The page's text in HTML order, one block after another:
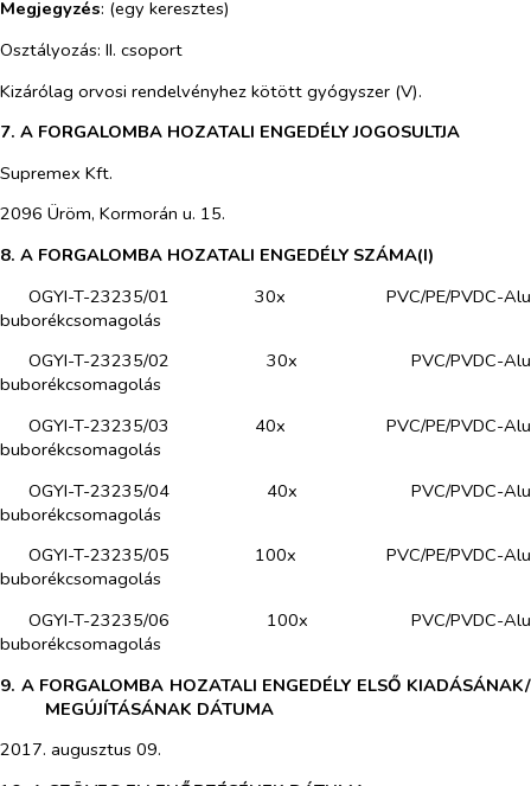
Megjegyzés: (egy keresztes)
Osztályozás: II. csoport
Kizárólag orvosi rendelvényhez kötött gyógyszer (V).
7. A FORGALOMBA HOZATALI ENGEDÉLY JOGOSULTJA
Supremex Kft.
2096 Üröm, Kormorán u. 15.
8. A FORGALOMBA HOZATALI ENGEDÉLY SZÁMA(I)
OGYI-T-23235/01 30x PVC/PE/PVDC-Alu
buborékcsomagolás
OGYI-T-23235/02 30x PVC/PVDC-Alu
buborékcsomagolás
OGYI-T-23235/03 40x PVC/PE/PVDC-Alu
buborékcsomagolás
OGYI-T-23235/04 40x PVC/PVDC-Alu
buborékcsomagolás
OGYI-T-23235/05 100x PVC/PE/PVDC-Alu
buborékcsomagolás
OGYI-T-23235/06 100x PVC/PVDC-Alu
buborékcsomagolás
9. A FORGALOMBA HOZATALI ENGEDÉLY ELSŐ KIADÁSÁNAK/
MEGÚJÍTÁSÁNAK DÁTUMA
2017. augusztus 09.